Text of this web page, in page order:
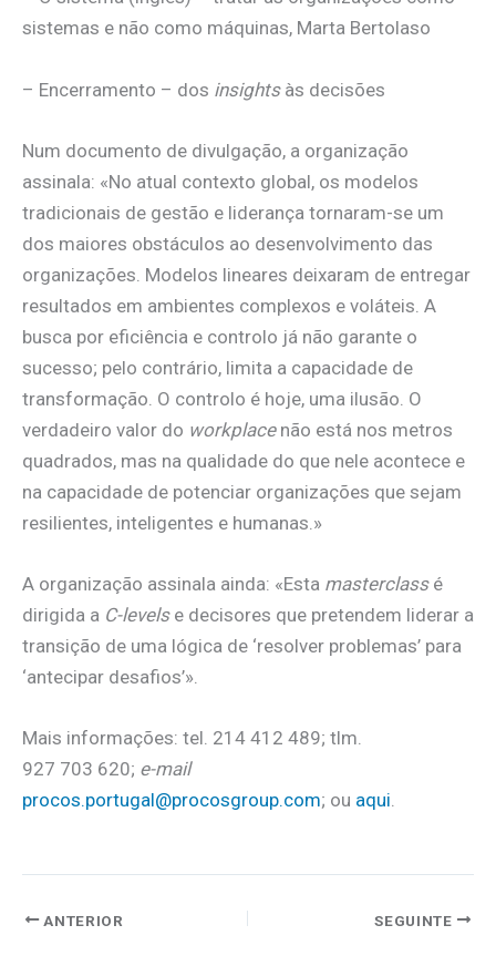
sistemas e não como máquinas, Marta Bertolaso
– Encerramento – dos insights às decisões
Num documento de divulgação, a organização
assinala: «No atual contexto global, os modelos
tradicionais de gestão e liderança tornaram-se um
dos maiores obstáculos ao desenvolvimento das
organizações. Modelos lineares deixaram de entregar
resultados em ambientes complexos e voláteis. A
busca por eficiência e controlo já não garante o
sucesso; pelo contrário, limita a capacidade de
transformação. O controlo é hoje, uma ilusão. O
verdadeiro valor do workplace não está nos metros
quadrados, mas na qualidade do que nele acontece e
na capacidade de potenciar organizações que sejam
resilientes, inteligentes e humanas.»
A organização assinala ainda: «Esta masterclassé
dirigida a C-levelse decisores que pretendem liderar a
transição de uma lógica de ‘resolver problemas’ para
‘antecipar desafios’».
Mais informações: tel. 214 412 489; tlm.
927 703 620; e-mail
procos.portugal@procosgroup.com; ou aqui.
ANTERIOR SEGUINTE